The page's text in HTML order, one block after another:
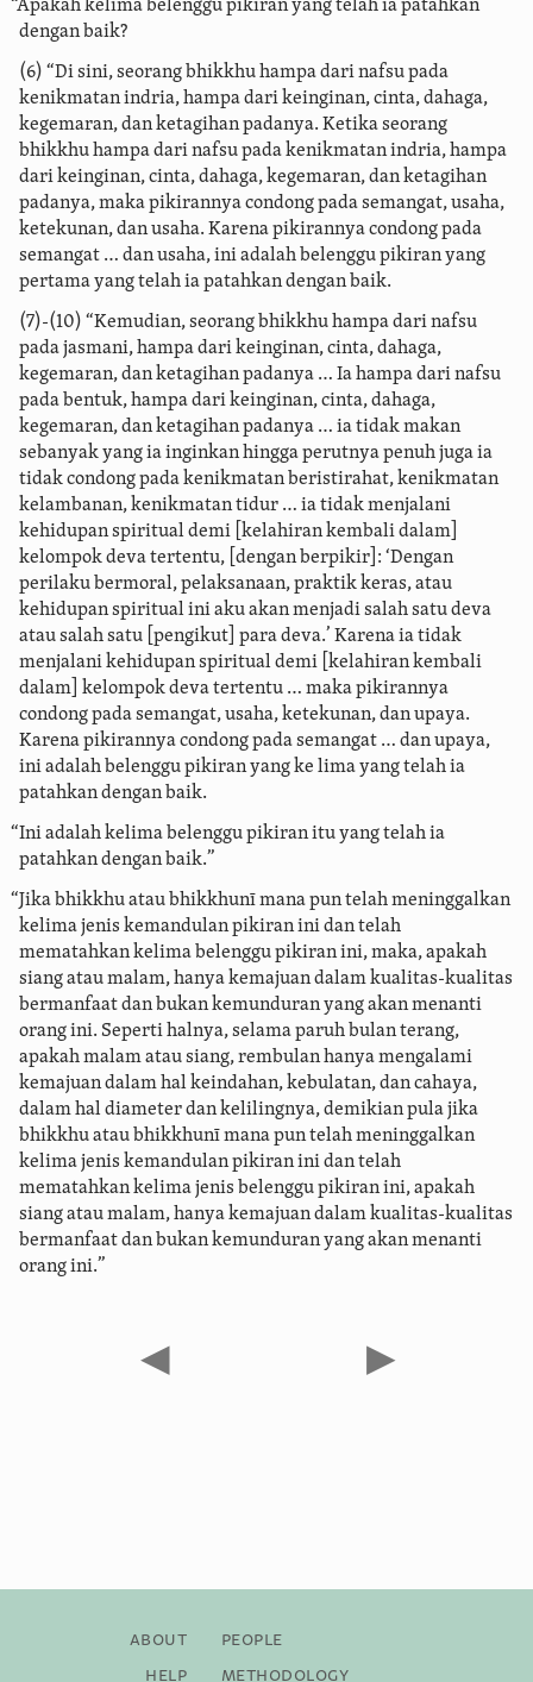
“Apakah kelima belenggu pikiran yang telah ia patahkan
dengan baik?
(6) “Di sini, seorang bhikkhu hampa dari nafsu pada
kenikmatan indria, hampa dari keinginan, cinta, dahaga,
kegemaran, dan ketagihan padanya. Ketika seorang
bhikkhu hampa dari nafsu pada kenikmatan indria, hampa
dari keinginan, cinta, dahaga, kegemaran, dan ketagihan
padanya, maka pikirannya condong pada semangat, usaha,
ketekunan, dan usaha. Karena pikirannya condong pada
semangat … dan usaha, ini adalah belenggu pikiran yang
pertama yang telah ia patahkan dengan baik.
(7)-(10) “Kemudian, seorang bhikkhu hampa dari nafsu
pada jasmani, hampa dari keinginan, cinta, dahaga,
kegemaran, dan ketagihan padanya … Ia hampa dari nafsu
pada bentuk, hampa dari keinginan, cinta, dahaga,
kegemaran, dan ketagihan padanya … ia tidak makan
sebanyak yang ia inginkan hingga perutnya penuh juga ia
tidak condong pada kenikmatan beristirahat, kenikmatan
kelambanan, kenikmatan tidur … ia tidak menjalani
kehidupan spiritual demi [kelahiran kembali dalam]
kelompok deva tertentu, [dengan berpikir]: ‘Dengan
perilaku bermoral, pelaksanaan, praktik keras, atau
kehidupan spiritual ini aku akan menjadi salah satu deva
atau salah satu [pengikut] para deva.’ Karena ia tidak
menjalani kehidupan spiritual demi [kelahiran kembali
dalam] kelompok deva tertentu … maka pikirannya
condong pada semangat, usaha, ketekunan, dan upaya.
Karena pikirannya condong pada semangat … dan upaya,
ini adalah belenggu pikiran yang ke lima yang telah ia
patahkan dengan baik.
“Ini adalah kelima belenggu pikiran itu yang telah ia
patahkan dengan baik.”
“Jika bhikkhu atau bhikkhunī mana pun telah meninggalkan
kelima jenis kemandulan pikiran ini dan telah
mematahkan kelima belenggu pikiran ini,maka, apakah
siang atau malam, hanya kemajuan dalam kualitas-kualitas
bermanfaat dan bukan kemunduran yang akan menanti
orang ini. Seperti halnya, selama paruh bulan terang,
apakah malam atau siang, rembulan hanya mengalami
kemajuan dalam hal keindahan, kebulatan, dan cahaya,
dalam hal diameter dan kelilingnya, demikian pula jika
bhikkhu atau bhikkhunī mana pun telah meninggalkan
kelima jenis kemandulan pikiran ini dan telah
mematahkan kelima jenis belenggu pikiran ini, apakah
siang atau malam, hanya kemajuan dalam kualitas-kualitas
bermanfaat dan bukan kemunduran yang akan menanti
orang ini.”
◀ ▶
About
Help
People
Methodology